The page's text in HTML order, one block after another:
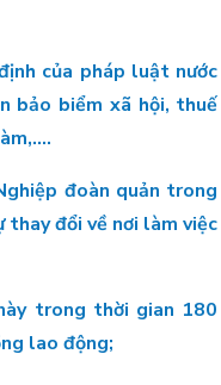
của pháp luật nước
bảo biểm xã hội, thuế
đoàn quản trong
thay đổi về nơi làm việc
trong thời gian 180
lao động;